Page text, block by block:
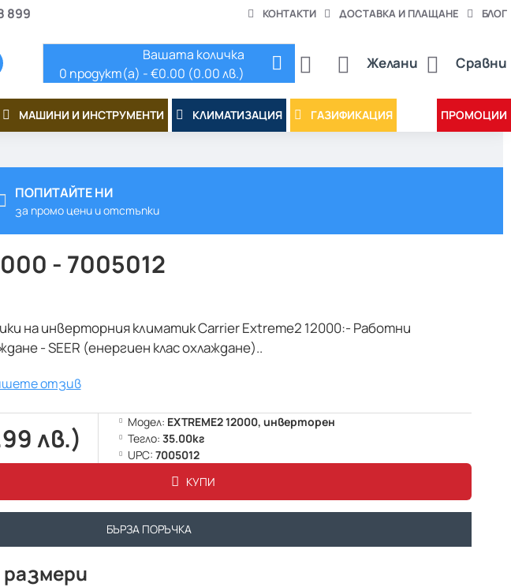
899 КОНТАКТИ ДОСТАВКА И ПЛАЩАНЕ БЛОГ
Желани Сравни
Вашата количка
0 продукт(а) - €0.00 (0.00 лв.)
МАШИНИ И ИНСТРУМЕНТИ КЛИМАТИЗАЦИЯ ГАЗИФИКАЦИЯ ПРОМОЦИИ
ПОПИТАЙТЕ НИ
за промо цени и отстъпки
- 7005012
на инверторния климатик Carrier Extreme2 12000:- Работни
- SEER (енергиен клас охлаждане)..
отзив
лв.) Модел: EXTREME2 12000, инверторен
Тегло: 35.00кг
UPC: 7005012
КУПИ
БЪРЗА ПОРЪЧКА